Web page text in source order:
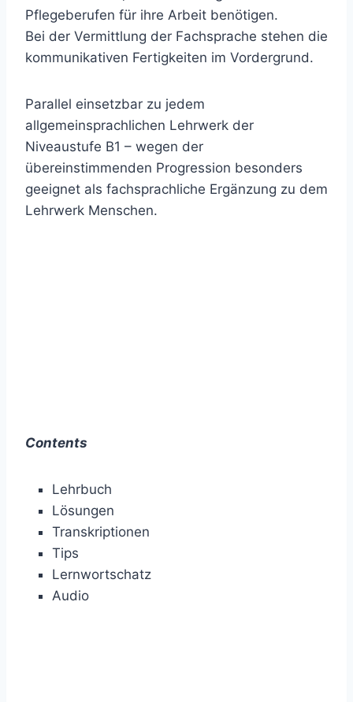
Pflegeberufen für ihre Arbeit benötigen.
Bei der Vermittlung der Fachsprache stehen die
kommunikativen Fertigkeiten im Vordergrund.
Parallel einsetzbar zu jedem
allgemeinsprachlichen Lehrwerk der
Niveaustufe B1 – wegen der
übereinstimmenden Progression besonders
geeignet als fachsprachliche Ergänzung zu dem
Lehrwerk Menschen.
Contents
Lehrbuch
Lösungen
Transkriptionen
Tips
Lernwortschatz
Audio